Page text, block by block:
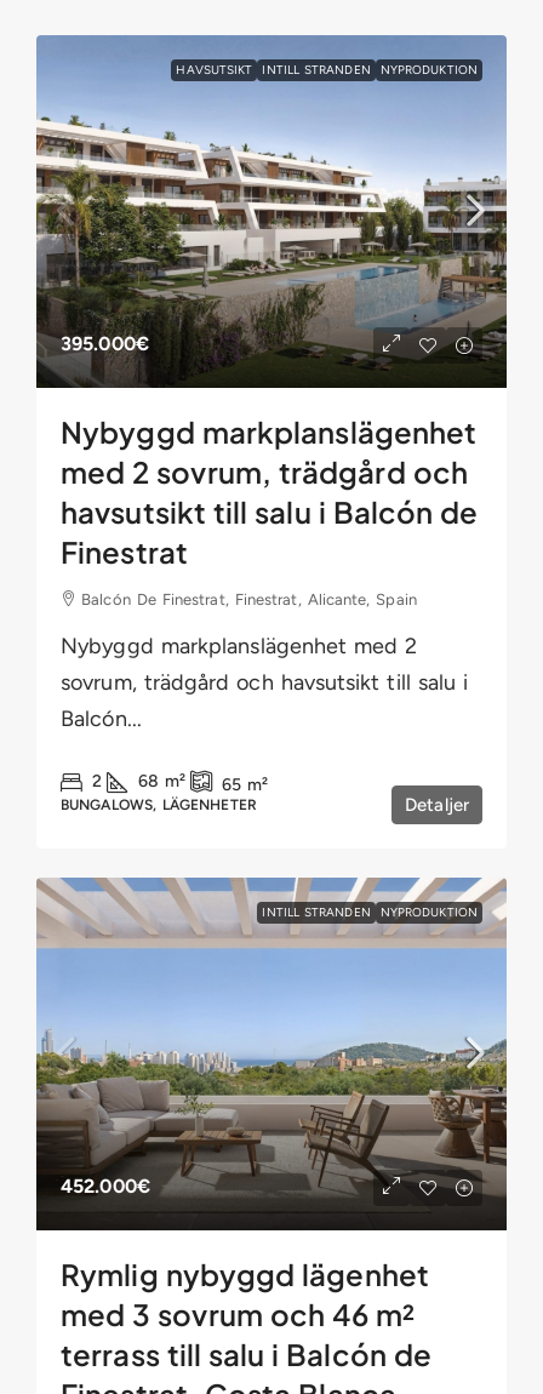
HAVSUTSIKT INTILL STRANDEN NYPRODUKTION
395.000€
Nybyggd markplanslägenhet
med 2 sovrum, trädgård och
havsutsikt till salu i Balcón de
Finestrat
Balcón De Finestrat, Finestrat, Alicante, Spain
Nybyggd markplanslägenhet med 2
sovrum, trädgård och havsutsikt till salu i
Balcón...
2 68 m² 65 m²
BUNGALOWS, LÄGENHETER Detaljer
INTILL STRANDEN NYPRODUKTION
452.000€
Rymlig nybyggd lägenhet
med 3 sovrum och 46 m²
terrass till salu i Balcón de